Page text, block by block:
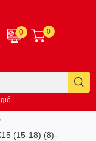
0 0
(15-18) (8)-